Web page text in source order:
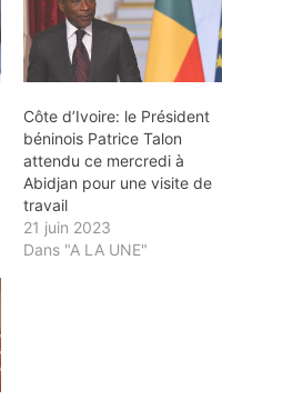
Côte d’Ivoire: le Président
béninois Patrice Talon
attendu ce mercredi à
Abidjan pour une visite de
travail
21 juin 2023
Dans "A LA UNE"